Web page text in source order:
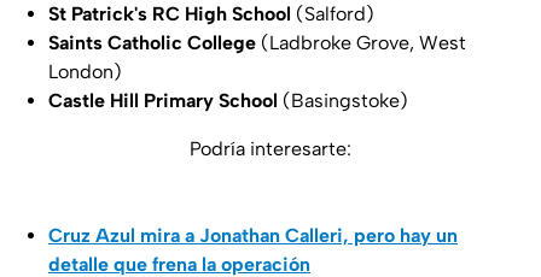
St Patrick's RC High School (Salford)
Saints Catholic College (Ladbroke Grove, West
London)
Castle Hill Primary School (Basingstoke)
Podría interesarte:
Cruz Azul mira a Jonathan Calleri, pero hay un
detalle que frena la operación